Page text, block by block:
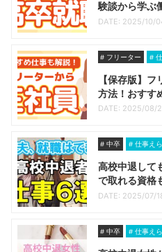
験談から学ぶ
DATE: 2025/10/
フリーター
【保存版】
方法！おすす
DATE: 2025/08/
中卒 仕事え
高校中退して
で取れる資格
DATE: 2025/07/
中卒 仕事え